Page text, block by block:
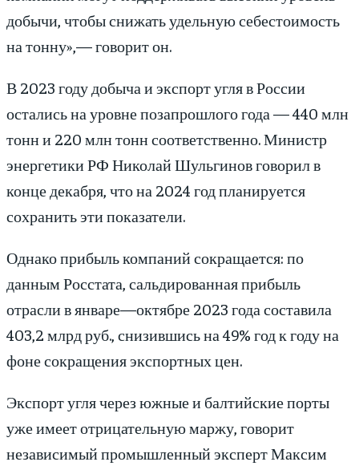
добычи, чтобы снижать удельную себестоимость
на тонну»,— говорит он.
В 2023 году добыча и экспорт угля в России
остались на уровне позапрошлого года — 440 млн
тонн и 220 млн тонн соответственно. Министр
энергетики РФ Николай Шульгинов говорил в
конце декабря, что на 2024 год планируется
сохранить эти показатели.
Однако прибыль компаний сокращается: по
данным Росстата, сальдированная прибыль
отрасли в январе—октябре 2023 года составила
403,2 млрд руб., снизившись на 49% год к году на
фоне сокращения экспортных цен.
Экспорт угля через южные и балтийские порты
уже имеет отрицательную маржу, говорит
независимый промышленный эксперт Максим